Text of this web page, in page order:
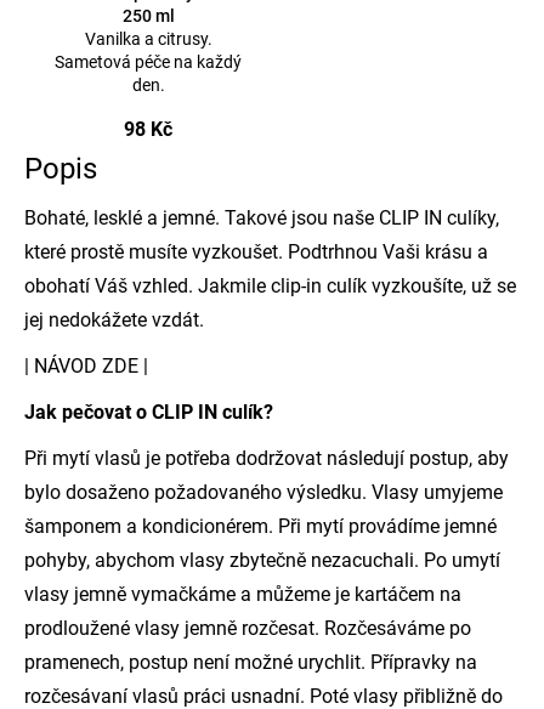
250 ml
Vanilka a citrusy.
Sametová péče na každý
den.
98 Kč
Popis
Bohaté, lesklé a jemné. Takové jsou naše CLIP IN culíky,
které prostě musíte vyzkoušet. Podtrhnou Vaši krásu a
obohatí Váš vzhled. Jakmile clip-in culík vyzkoušíte, už se
jej nedokážete vzdát.
| NÁVOD ZDE |
Jak pečovat o CLIP IN culík?
Při mytí vlasů je potřeba dodržovat následují postup, aby
bylo dosaženo požadovaného výsledku. Vlasy umyjeme
šamponem a kondicionérem. Při mytí provádíme jemné
pohyby, abychom vlasy zbytečně nezacuchali. Po umytí
vlasy jemně vymačkáme a můžeme je kartáčem na
prodloužené vlasy jemně rozčesat. Rozčesáváme po
pramenech, postup není možné urychlit. Přípravky na
rozčesávaní vlasů práci usnadní. Poté vlasy přibližně do